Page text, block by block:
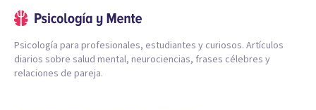
Psicología para profesionales, estudiantes y curiosos. Artículos
diarios sobre salud mental, neurociencias, frases célebres y
relaciones de pareja.